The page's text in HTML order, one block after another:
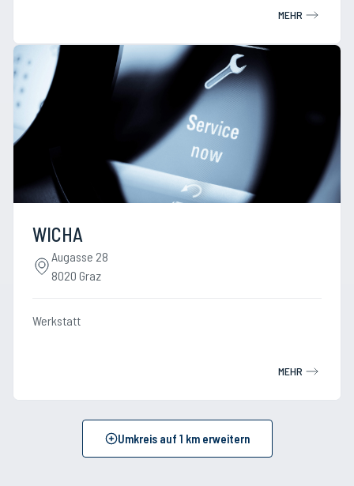
MEHR
WICHA
Augasse 28
8020 Graz
Werkstatt
MEHR
Umkreis auf 1 km erweitern